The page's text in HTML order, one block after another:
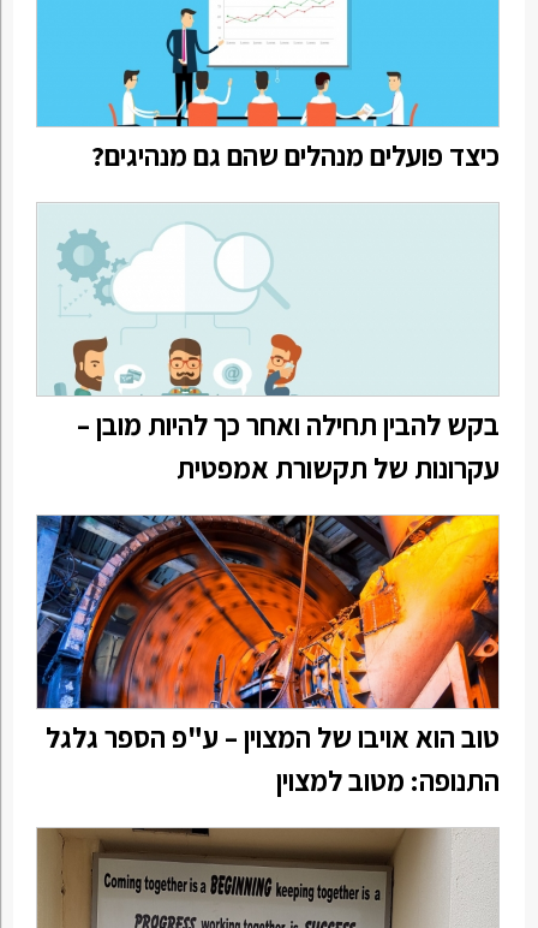
כיצד פועלים מנהלים שהם גם מנהיגים?
בקש להבין תחילה ואחר כך להיות מובן –
עקרונות של תקשורת אמפטית
טוב הוא אויבו של המצוין – ע"פ הספר גלגל
התנופה: מטוב למצוין